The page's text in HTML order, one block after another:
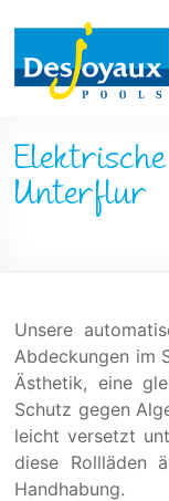
content
&
Poolbau
Unterflur
Unsere
Abdeckungen im
Ästhetik, eine
Schutz gegen
leicht versetzt
diese Rollläden
Handhabung.